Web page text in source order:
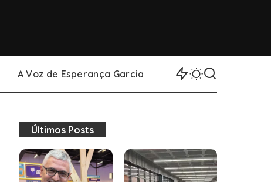
A Voz de Esperança Garcia
Últimos Posts